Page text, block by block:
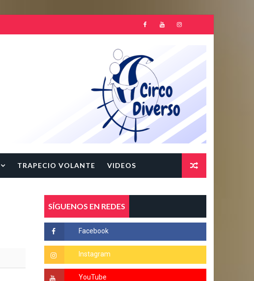
TRAPECIO VOLANTE VIDEOS
SÍGUENOS EN REDES